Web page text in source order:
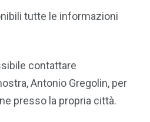
tutte le informazioni
contattare
Antonio Gregolin, per
presso la propria città.